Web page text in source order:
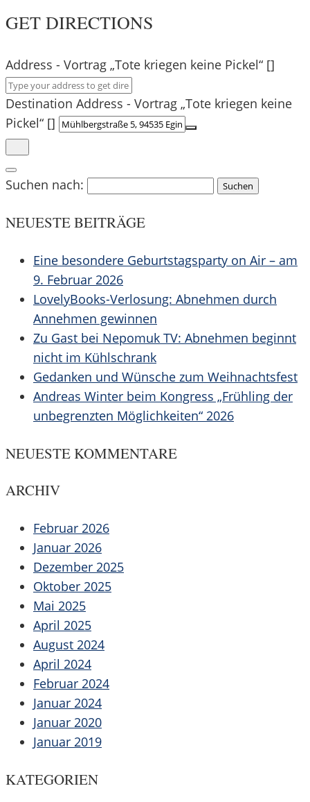
GET DIRECTIONS
Address - Vortrag „Tote kriegen keine Pickel“ []
Destination Address - Vortrag „Tote kriegen keine
Pickel“ []
Suchen nach:
NEUESTE BEITRÄGE
Eine besondere Geburtstagsparty on Air – am
9. Februar 2026
LovelyBooks-Verlosung: Abnehmen durch
Annehmen gewinnen
Zu Gast bei Nepomuk TV: Abnehmen beginnt
nicht im Kühlschrank
Gedanken und Wünsche zum Weihnachtsfest
Andreas Winter beim Kongress „Frühling der
unbegrenzten Möglichkeiten“ 2026
NEUESTE KOMMENTARE
ARCHIV
Februar 2026
Januar 2026
Dezember 2025
Oktober 2025
Mai 2025
April 2025
August 2024
April 2024
Februar 2024
Januar 2024
Januar 2020
Januar 2019
KATEGORIEN